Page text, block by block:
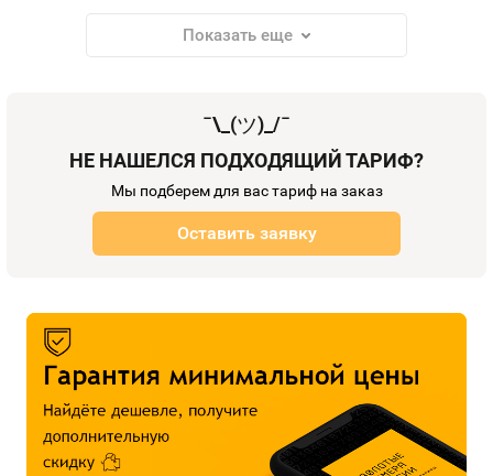
Показать еще
¯\_(ツ)_/¯
НЕ НАШЕЛСЯ ПОДХОДЯЩИЙ ТАРИФ?
Мы подберем для вас тариф на заказ
Оставить заявку